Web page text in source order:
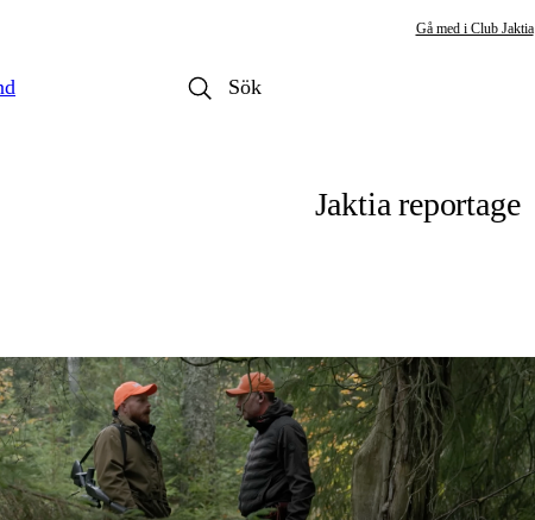
Gå med i Club Jaktia
Jaktia reportage